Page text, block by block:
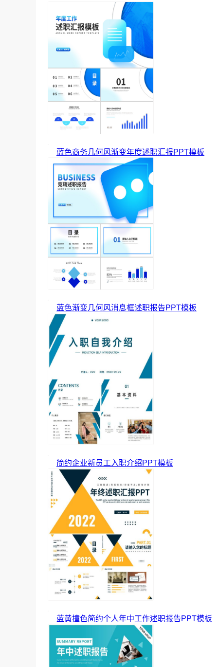
蓝色商务几何风渐变年度述职汇报PPT模板
蓝色渐变几何风消息框述职报告PPT模板
简约企业新员工入职介绍PPT模板
蓝黄撞色简约个人年中工作述职报告PPT模板